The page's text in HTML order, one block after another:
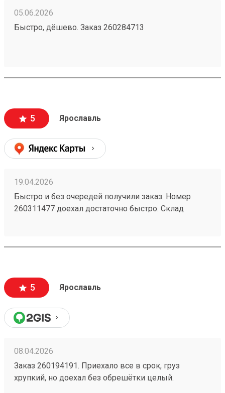
05.06.2026
Быстро, дёшево. Заказ 260284713
5 Ярославль
19.04.2026
Быстро и без очередей получили заказ. Номер
260311477 доехал достаточно быстро. Склад
5 Ярославль
08.04.2026
Заказ 260194191. Приехало все в срок, груз
хрупкий, но доехал без обрешётки целый.